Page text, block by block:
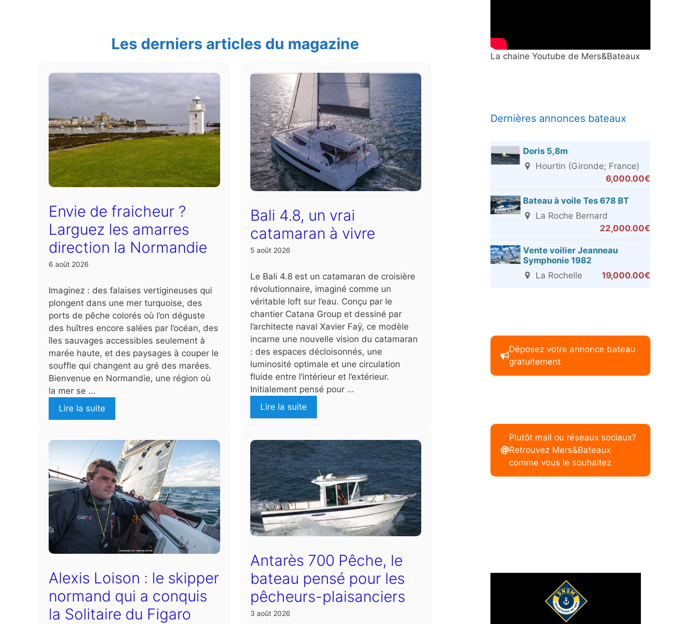
Les derniers articles du magazine
Envie de fraicheur ?
Larguez les amarres
direction la Normandie
6 août 2026
Imaginez : des falaises vertigineuses qui
plongent dans une mer turquoise, des
ports de pêche colorés où l’on déguste
des huîtres encore salées par l’océan, des
îles sauvages accessibles seulement à
marée haute, et des paysages à couper le
souffle qui changent au gré des marées.
Bienvenue en Normandie, une région où
la mer se …
Lire la suite
Bali 4.8, un vrai
catamaran à vivre
5 août 2026
Le Bali 4.8 est un catamaran de croisière
révolutionnaire, imaginé comme un
véritable loft sur l’eau. Conçu par le
chantier Catana Group et dessiné par
l’architecte naval Xavier Faÿ, ce modèle
incarne une nouvelle vision du catamaran
: des espaces décloisonnés, une
luminosité optimale et une circulation
fluide entre l’intérieur et l’extérieur.
Initialement pensé pour …
Lire la suite
Alexis Loison : le skipper
normand qui a conquis
la Solitaire du Figaro
Antarès 700 Pêche, le
bateau pensé pour les
pêcheurs-plaisanciers
3 août 2026
La chaine Youtube de Mers&Bateaux
Dernières annonces bateaux
Doris 5,8m
Hourtin (Gironde; France)
6,000.00€
Bateau à voile Tes 678 BT
La Roche Bernard
22,000.00€
Vente voilier Jeanneau
Symphonie 1982
La Rochelle
19,000.00€
Déposez votre annonce bateau
gratuitement
Plutôt mail ou réseaux sociaux?
Retrouvez Mers&Bateaux
comme vous le souhaitez